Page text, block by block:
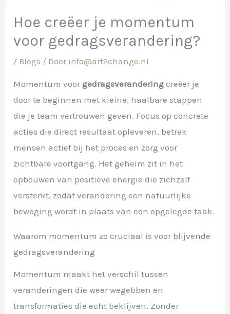
Hoe creëer je momentum
voor gedragsverandering?
/ Blogs / Door info@art2change.nl
Momentum voor gedragsverandering creëer je
door te beginnen met kleine, haalbare stappen
die je team vertrouwen geven. Focus op concrete
acties die direct resultaat opleveren, betrek
mensen actief bij het proces en zorg voor
zichtbare voortgang. Het geheim zit in het
opbouwen van positieve energie die zichzelf
versterkt, zodat verandering een natuurlijke
beweging wordt in plaats van een opgelegde taak.
Waarom momentum zo cruciaal is voor blijvende
gedragsverandering
Momentum maakt het verschil tussen
veranderingen die weer wegebben en
transformaties die echt beklijven. Zonder